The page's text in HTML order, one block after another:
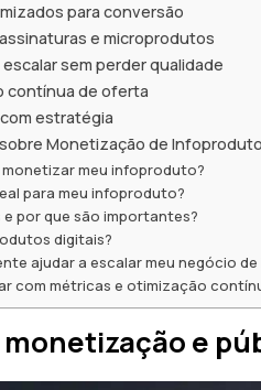
para conversão
e microprodutos
sem perder qualidade
contínua de oferta
estratégia
Monetização de
meu infoproduto?
para meu infoproduto?
por que são importantes?
digitais?
ajudar a escalar meu negócio
com métricas e otimização
e